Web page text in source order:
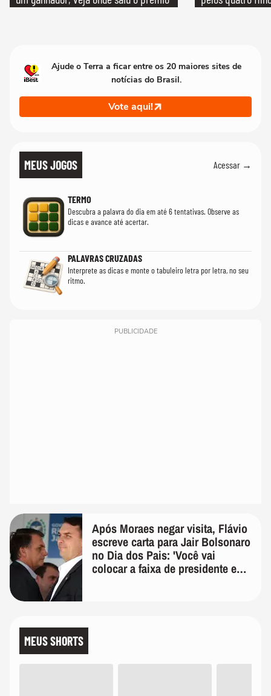
Ajude o Terra a ficar entre os 20 maiores sites de
notícias do Brasil.
Vote aqui!
MEUS JOGOS Acessar →
TERMO
Descubra a palavra do dia em até 6 tentativas. Observe as
dicas e avance até acertar.
PALAVRAS CRUZADAS
Interprete as dicas e monte o tabuleiro letra por letra, no seu
ritmo.
PUBLICIDADE
Após Moraes negar visita, Flávio
escreve carta para Jair Bolsonaro
no Dia dos Pais: 'Você vai
colocar a faixa de presidente em
MEUS SHORTS